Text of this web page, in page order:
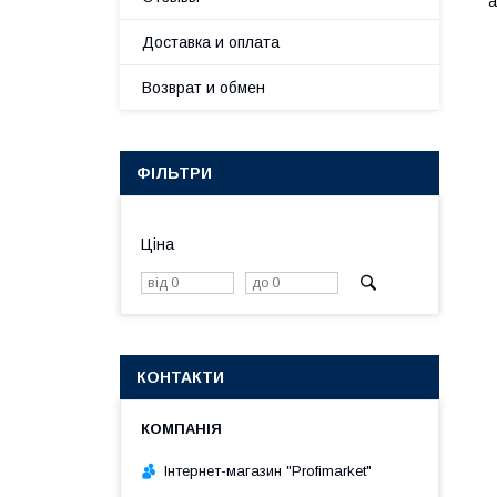
Доставка и оплата
Возврат и обмен
ФІЛЬТРИ
Ціна
КОНТАКТИ
Інтернет-магазин "Profimarket"